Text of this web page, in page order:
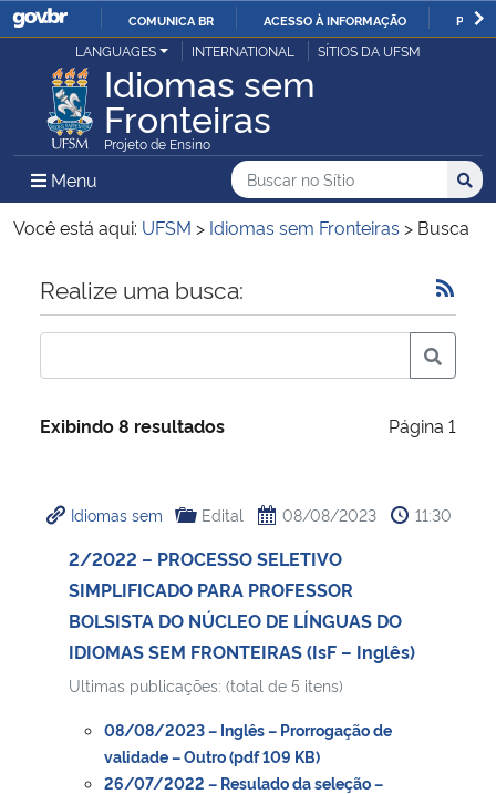
IR
PARA
O
COMUNICA BR ACESSO À INFORMAÇÃO
Ministério da Justiça e Segurança Pública
Ministério da Defesa
Ministério das Relações Exteriores
Ministério da Economia
Ministério da Infraestrutura
Ministério da Cidadania
Ministério de Minas e Energia
Ministério da Ciência, Tecnologia, Inovações e Comunicações
Ministério do Meio Ambiente
LANGUAGES INTERNATIONAL SÍTIOS DA UFSM
Idiomas sem
Fronteiras
Projeto de Ensino
Menu Menu Principal do Sítio
Busca
Buscar no no Sítio
Busca:
Você está aqui: UFSM > Idiomas sem Fronteiras > Busca
Início do conteúdo
Realize uma busca:
Exibindo 8 resultados Página 1
Idiomas sem Edital 08/08/2023 11:30
2/2022 – PROCESSO SELETIVO
SIMPLIFICADO PARA PROFESSOR
BOLSISTA DO NÚCLEO DE LÍNGUAS DO
IDIOMAS SEM FRONTEIRAS (IsF – Inglês)
Ultimas publicações: (total de 5 itens)
08/08/2023 – Inglês – Prorrogação de
validade – Outro (pdf 109 KB)
26/07/2022 – Resulado da seleção –